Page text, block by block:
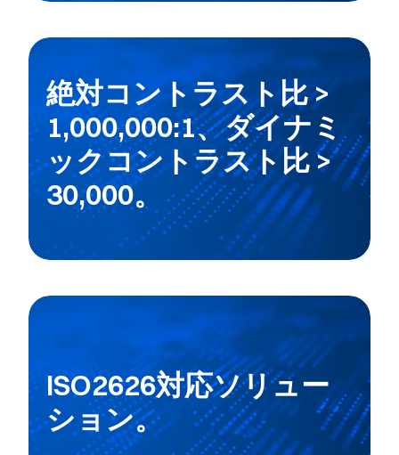
絶対コントラスト比 >
1,000,000:1、ダイナミ
ックコントラスト比 >
30,000。
ISO2626対応ソリュー
ション。